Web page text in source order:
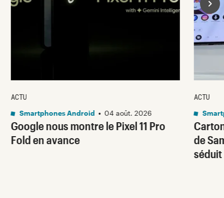
Google nous montre le Pixel 11 Pro
Fold en avance
ACTU
Smartphones Android • 04 août. 2026
de
ACTU